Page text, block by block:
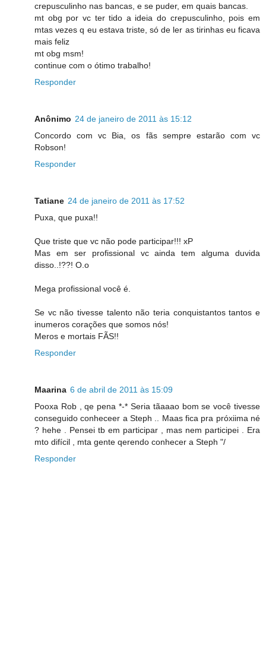
crepusculinho nas bancas, e se puder, em quais bancas.
mt obg por vc ter tido a ideia do crepusculinho, pois em
mtas vezes q eu estava triste, só de ler as tirinhas eu ficava
mais feliz
mt obg msm!
continue com o ótimo trabalho!
Responder
Anônimo 24 de janeiro de 2011 às 15:12
Concordo com vc Bia, os fãs sempre estarão com vc
Robson!
Responder
Tatiane 24 de janeiro de 2011 às 17:52
Puxa, que puxa!!
Que triste que vc não pode participar!!! xP
Mas em ser profissional vc ainda tem alguma duvida
disso..!??! O.o
Mega profissional você é.
Se vc não tivesse talento não teria conquistantos tantos e
inumeros corações que somos nós!
Meros e mortais FÃS!!
Responder
Maarina 6 de abril de 2011 às 15:09
Pooxa Rob , qe pena *-* Seria tãaaao bom se você tivesse
conseguido conheceer a Steph .. Maas fica pra próxiima né
? hehe . Pensei tb em participar , mas nem participei . Era
mto difícil , mta gente qerendo conhecer a Steph "/
Responder